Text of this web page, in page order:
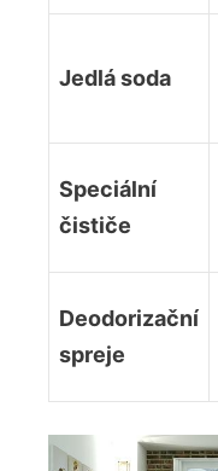
Jedlá soda
Speciální
čističe
Deodorizační
spreje